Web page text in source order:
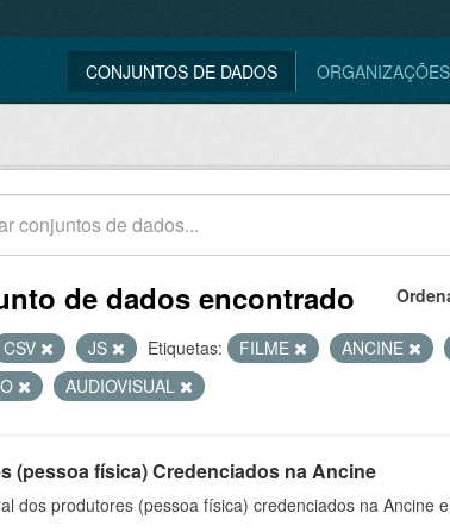
CONJUNTOS DE DADOS ORGANIZAÇÕES
de dados encontrado
CSV JS Etiquetas: FILME ANCINE
AUDIOVISUAL
(pessoa física) Credenciados na Ancine
dos produtores (pessoa física) credenciados na Ancine